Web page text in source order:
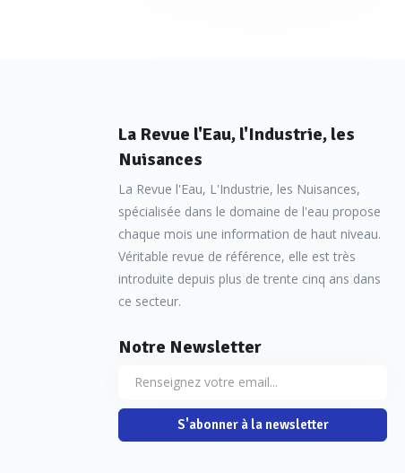
La Revue l'Eau, l'Industrie, les
Nuisances
La Revue l'Eau, L'Industrie, les Nuisances,
spécialisée dans le domaine de l'eau propose
chaque mois une information de haut niveau.
Véritable revue de référence, elle est très
introduite depuis plus de trente cinq ans dans
ce secteur.
Notre Newsletter
S'abonner à la newsletter